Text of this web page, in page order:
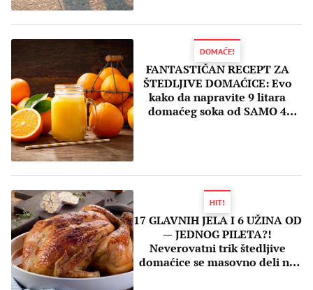
DOMAĆE!
FANTASTIČAN RECEPT ZA
ŠTEDLJIVE DOMAĆICE: Evo
kako da napravite 9 litara
domaćeg soka od SAMO 4
HIT!
17 GLAVNIH JELA I 6 UŽINA OD
— JEDNOG PILETA?!
Neverovatni trik štedljive
domaćice se masovno deli na